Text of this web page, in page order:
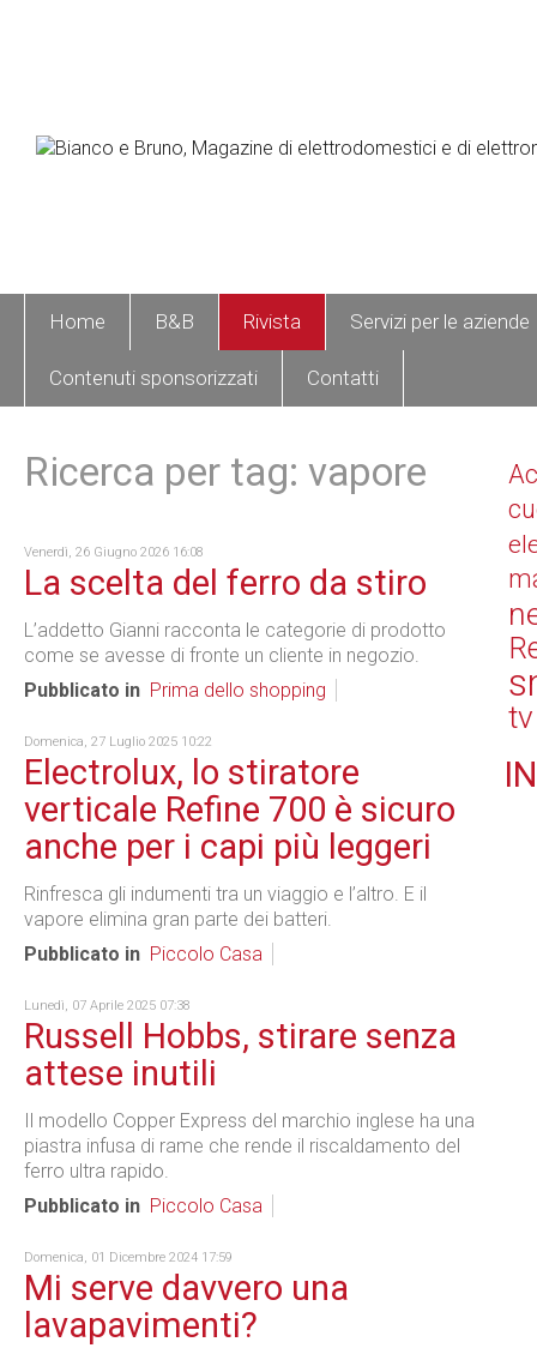
Home B&B Rivista Servizi per le aziende
Contenuti sponsorizzati Contatti
Ricerca per tag: vapore
Venerdì, 26 Giugno 2026 16:08
La scelta del ferro da stiro
L’addetto Gianni racconta le categorie di prodotto
come se avesse di fronte un cliente in negozio.
Pubblicato in Prima dello shopping
Domenica, 27 Luglio 2025 10:22
Electrolux, lo stiratore
verticale Refine 700 è sicuro
anche per i capi più leggeri
Rinfresca gli indumenti tra un viaggio e l’altro. E il
vapore elimina gran parte dei batteri.
Pubblicato in Piccolo Casa
Lunedì, 07 Aprile 2025 07:38
Russell Hobbs, stirare senza
attese inutili
Il modello Copper Express del marchio inglese ha una
piastra infusa di rame che rende il riscaldamento del
ferro ultra rapido.
Pubblicato in Piccolo Casa
Domenica, 01 Dicembre 2024 17:59
Mi serve davvero una
lavapavimenti?
tv
IN